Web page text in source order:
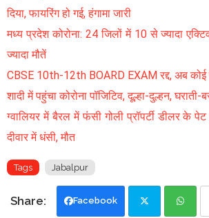
दिया, फायरिंग हो गई, हंगामा जारी
मध्य प्रदेश कोरोना: 24 जिलों में 10 से ज्यादा
ज्यादा मौतें
CBSE 10th-12th BOARD EXAM रद्द, अब कोई
शादी में पहुंचा कोरोना पॉजिटिव, दूल्हा-दुल्हन, घराती-
ग्वालियर में बैरल में फंसी गोली प्रॉपर्टी डीलर के
दीवार में धंसी, मौत
Tags Jabalpur
Facebook